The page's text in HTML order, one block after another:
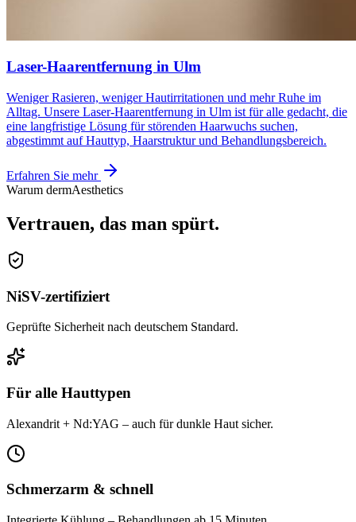
Laser-Haarentfernung in Ulm
Weniger Rasieren, weniger Hautirritationen und mehr Ruhe im
Alltag. Unsere Laser-Haarentfernung in Ulm ist für alle gedacht, die
eine langfristige Lösung für störenden Haarwuchs suchen,
abgestimmt auf Hauttyp, Haarstruktur und Behandlungsbereich.
Erfahren Sie mehr
Warum dermAesthetics
Vertrauen, das man spürt.
NiSV-zertifiziert
Geprüfte Sicherheit nach deutschem Standard.
Für alle Hauttypen
Alexandrit + Nd:YAG – auch für dunkle Haut sicher.
Schmerzarm & schnell